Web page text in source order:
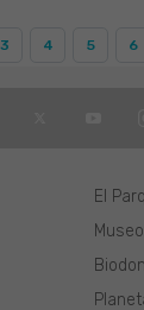
3 4 5 6
El
Museo